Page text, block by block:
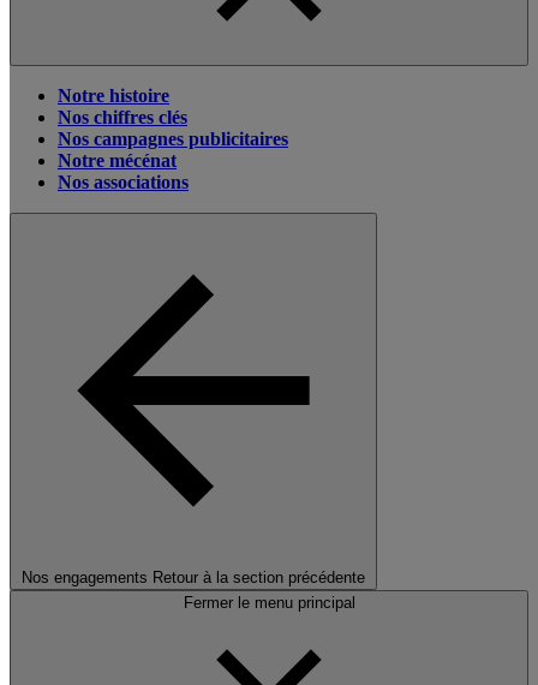
Notre histoire
Nos chiffres clés
Nos campagnes publicitaires
Notre mécénat
Nos associations
Nos engagements Retour à la section précédente
Fermer le menu principal